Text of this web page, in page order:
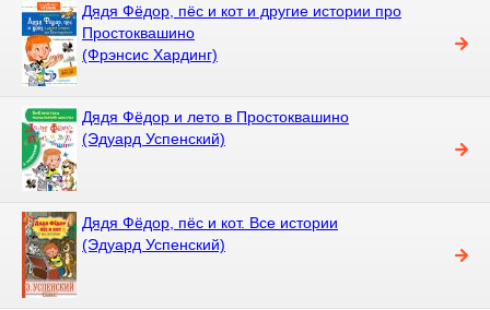
Дядя Фёдор, пёс и кот и другие истории про
Простоквашино
(Фрэнсис Хардинг)
Дядя Фёдор и лето в Простоквашино
(Эдуард Успенский)
Дядя Фёдор, пёс и кот. Все истории
(Эдуард Успенский)